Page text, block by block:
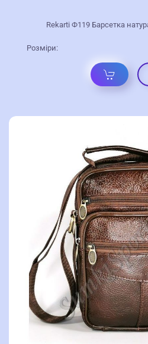
Rekarti Ф119 Барсетка
Розміри: